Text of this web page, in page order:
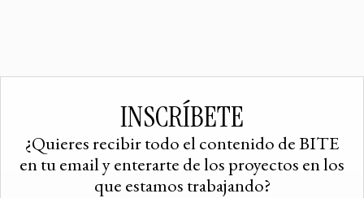
INSCRÍBETE
¿Quieres recibir todo el contenido de BITE
en tu email y enterarte de los proyectos en los
que estamos trabajando?